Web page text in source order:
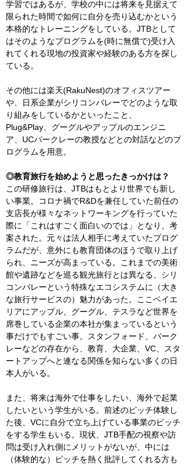
学習ではあるが、学校の中には将来を見据えて
限られた時間で如何に自分を売り込むかという
本格的なトレーニングをしている。JTBとして
はそのようなプログラムを(時に無償で)受け入
れてくれる現地の投資家や経験のある方を探し
ている。
その他には楽天(RakuNest)のオフィスツアー
や、日系企業がシリコンバレーでどのような取
り組みをしているかといったこと、
Plug&Play、グーグルやアップルのエンジニ
ア、UCバークレーの教授などとの対話などのプ
ログラムを用意。
◎教育旅行を始めようと思ったきっかけは？
この研修旅行は、JTBはもとより世界でも新し
い事業。コロナ禍でR&Dを兼任していた前任の
支店長が様々なネットワーキングを行っていた
際に「これはすごく面白いのでは」となり、考
案された。元々は法人相手に考えていたプログ
ラムだが、意外にも教育団体のほうで取り上げ
られ、ニーズが高まっている。これまでの美術
館や遺跡などを巡る観光旅行とは異なる、シリ
コンバレーという特殊なエコシステムに（大き
な旅行サービスの）魅力があった。ここベイエ
リアにアップル、グーグル、テスラなど世界を
席巻している企業の本社が集まっているという
事だけでもすごい事。スタンフォード、バーク
レーなどの存在から、教育、大企業、VC、スタ
ートアップへと連なる関係を知らない多くの日
本人がいる。
また、将来は海外で仕事をしたい、海外で起業
したいという学生がいる。前述のピッチ体験し
た後、VCに自分で立ち上げている事業のピッチ
をする学生もいる。現状、JTB手配の視察や訪
問は受け入れ側にメリットがないが、中には
（体験的な）ピッチを熱く批評してくれる方も